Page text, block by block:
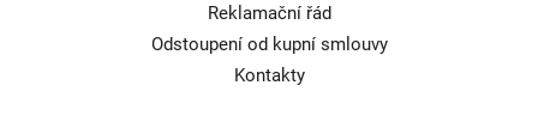
Reklamační řád
Odstoupení od kupní smlouvy
Kontakty